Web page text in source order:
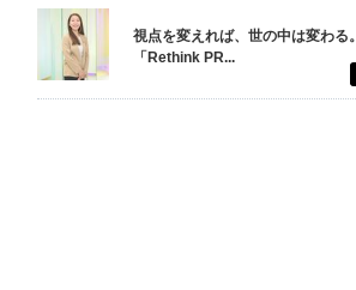
視点を変えれば、世の中は変わる。
「Rethink PR...